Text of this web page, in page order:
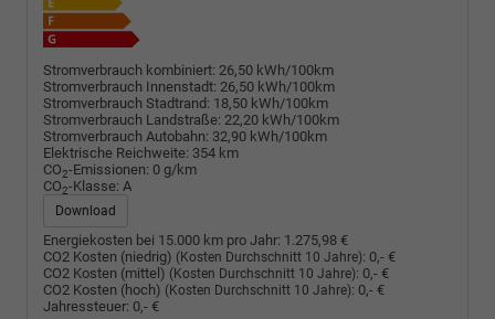
Stromverbrauch kombiniert: 26,50 kWh/100km
Stromverbrauch Innenstadt: 26,50 kWh/100km
Stromverbrauch Stadtrand: 18,50 kWh/100km
Stromverbrauch Landstraße: 22,20 kWh/100km
Stromverbrauch Autobahn: 32,90 kWh/100km
Elektrische Reichweite: 354 km
CO2-Emissionen: 0 g/km
CO2-Klasse: A
Download
Energiekosten bei 15.000 km pro Jahr: 1.275,98 €
CO2 Kosten (niedrig) (Kosten Durchschnitt 10 Jahre): 0,- €
CO2 Kosten (mittel) (Kosten Durchschnitt 10 Jahre): 0,- €
CO2 Kosten (hoch) (Kosten Durchschnitt 10 Jahre): 0,- €
Jahressteuer: 0,- €